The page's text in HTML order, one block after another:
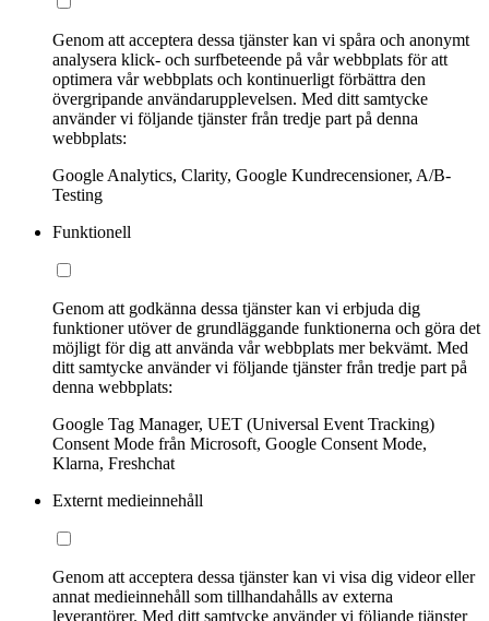
Genom att acceptera dessa tjänster kan vi spåra och anonymt
analysera klick- och surfbeteende på vår webbplats för att
optimera vår webbplats och kontinuerligt förbättra den
övergripande användarupplevelsen. Med ditt samtycke
använder vi följande tjänster från tredje part på denna
webbplats:
Google Analytics, Clarity, Google Kundrecensioner, A/B-
Testing
Funktionell
Genom att godkänna dessa tjänster kan vi erbjuda dig
funktioner utöver de grundläggande funktionerna och göra det
möjligt för dig att använda vår webbplats mer bekvämt. Med
ditt samtycke använder vi följande tjänster från tredje part på
denna webbplats:
Google Tag Manager, UET (Universal Event Tracking)
Consent Mode från Microsoft, Google Consent Mode,
Klarna, Freshchat
Externt medieinnehåll
Genom att acceptera dessa tjänster kan vi visa dig videor eller
annat medieinnehåll som tillhandahålls av externa
leverantörer. Med ditt samtycke använder vi följande tjänster